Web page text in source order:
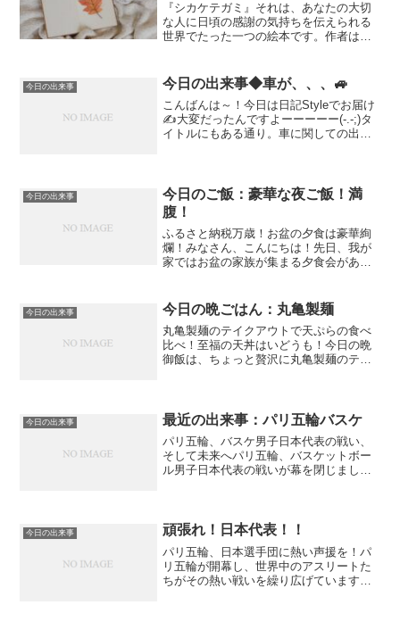
『シカケテガミ』それは、あなたの大切
な人に日頃の感謝の気持ちを伝えられる
世界でたった一つの絵本です。作者はあ
つ。贈られた人の心がジーンと動かされ
る、そんな絵本です。この記...
今日の出来事 今日の出来事◆車が、、、🚙
こんばんは～！今日は日記Styleでお届け
✍大変だったんですよーーーーー(-.-;)タ
イトルにもある通り。車に関しての出来
だか...
今日の出来事
今日のご飯：豪華な夜ご飯！満
腹！
ふるさと納税万歳！お盆の夕食は豪華絢
爛！みなさん、こんにちは！先日、我が
家ではお盆の家族が集まる夕食会があり
ーブルを彩り、いつも以上に賑やかな食
卓となりました。\ふるさ...
今日の出来事 今日の晩ごはん：丸亀製麺
丸亀製麺のテイクアウトで天ぷらの食べ
比べ！至福の天丼はいどうも！今日の晩
御飯は、ちょっと贅沢に丸亀製麺のテイ
子と、外はサクッと中はジ...
今日の出来事 最近の出来事：パリ五輪バスケ
パリ五輪、バスケ男子日本代表の戦い、
そして未来へパリ五輪、バスケットボー
ル男子日本代表の戦いが幕を閉じまし
渡り合った彼らの姿は、私...
今日の出来事 頑張れ！日本代表！！
パリ五輪、日本選手団に熱い声援を！パ
リ五輪が開幕し、世界中のアスリートた
ちがその熱い戦いを繰り広げています。